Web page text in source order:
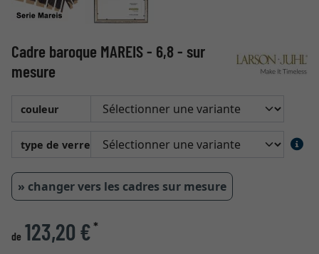
Cadre baroque MAREIS - 6,8 - sur
mesure
couleur
type de verre
» changer vers les cadres sur mesure
de 123,20 €*